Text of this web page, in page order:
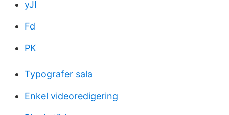
yJI
Fd
PK
Typografer sala
Enkel videoredigering